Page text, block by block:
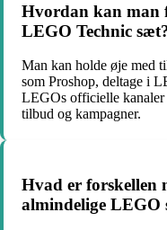
Hvordan kan man
LEGO Technic
Man kan holde øje med
som Proshop, deltage i
LEGOs officielle
tilbud og kampagner.
Hvad er forskellen
almindelige LEGO